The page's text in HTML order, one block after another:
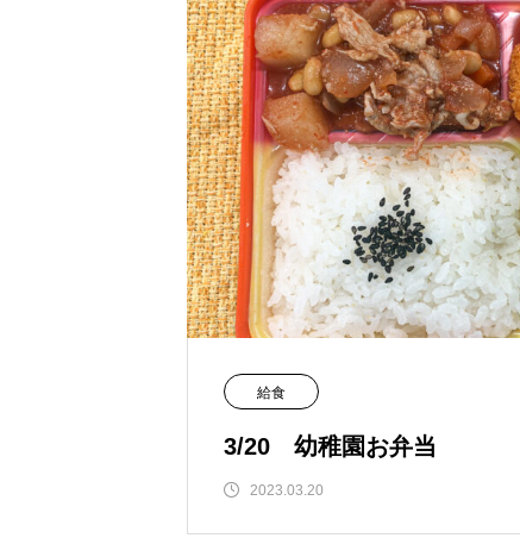
給食
3/20 幼稚園お弁当
2023.03.20